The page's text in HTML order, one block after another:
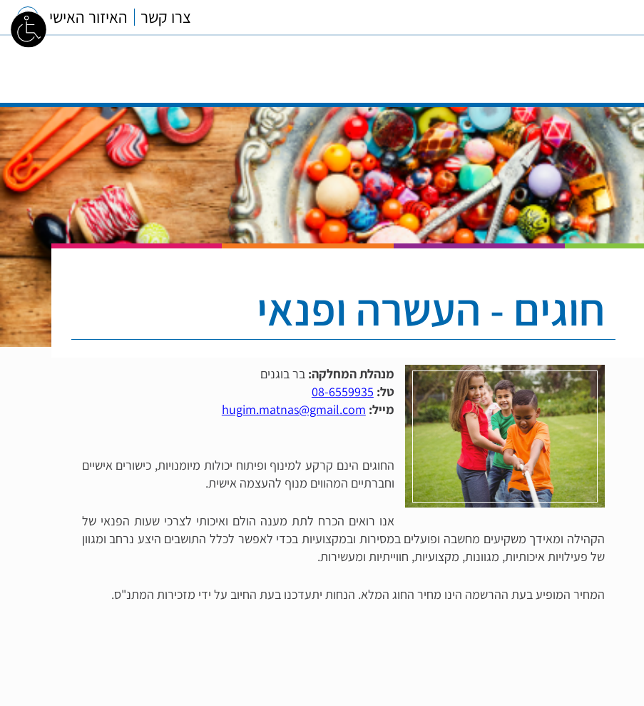
צרו קשר האיזור האישי
חוגים - העשרה ופנאי
מנהלת המחלקה: בר בוגנים
טל: 08-6559935
מייל: hugim.matnas@gmail.com
החוגים הינם קרקע למינוף ופיתוח יכולות מיומנויות, כישורים אישיים
וחברתיים המהווים מנוף להעצמה אישית.
אנו רואים הכרח לתת מענה הולם ואיכותי לצרכי שעות הפנאי של
הקהילה ומאידך משקיעים מחשבה ופועלים במסירות ובמקצועיות בכדי לאפשר לכלל התושבים היצע נרחב ומגוון
של פעילויות איכותיות, מגוונות, מקצועיות, חווייתיות ומעשירות.
המחיר המופיע בעת ההרשמה הינו מחיר החוג המלא. הנחות יתעדכנו בעת החיוב על ידי מזכירות המתנ"ס.